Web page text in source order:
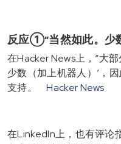
反应①“当然如此。少
在Hacker News上，“大
少数（加上机器人）’，
支持。
Hacker News
在LinkedIn上，也有评论